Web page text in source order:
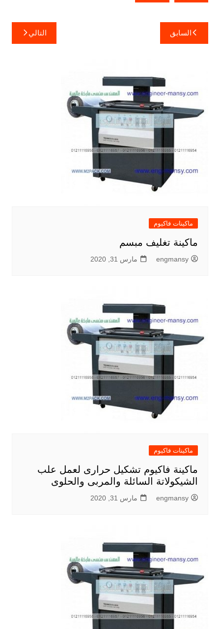
تصفّح
المقالات
السابق التالي
ماكينات فاكيوم
ماكينة تغليف مبسم
engmansy مارس 31, 2020
ماكينات فاكيوم
ماكينة فاكيوم تشكيل حرارى لعمل علب
الشيكولاتة السائلة والمربى والحلوى
engmansy مارس 31, 2020